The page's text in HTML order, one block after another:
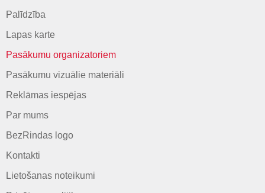
Palīdzība
Lapas karte
Pasākumu organizatoriem
Pasākumu vizuālie materiāli
Reklāmas iespējas
Par mums
BezRindas logo
Kontakti
Lietošanas noteikumi